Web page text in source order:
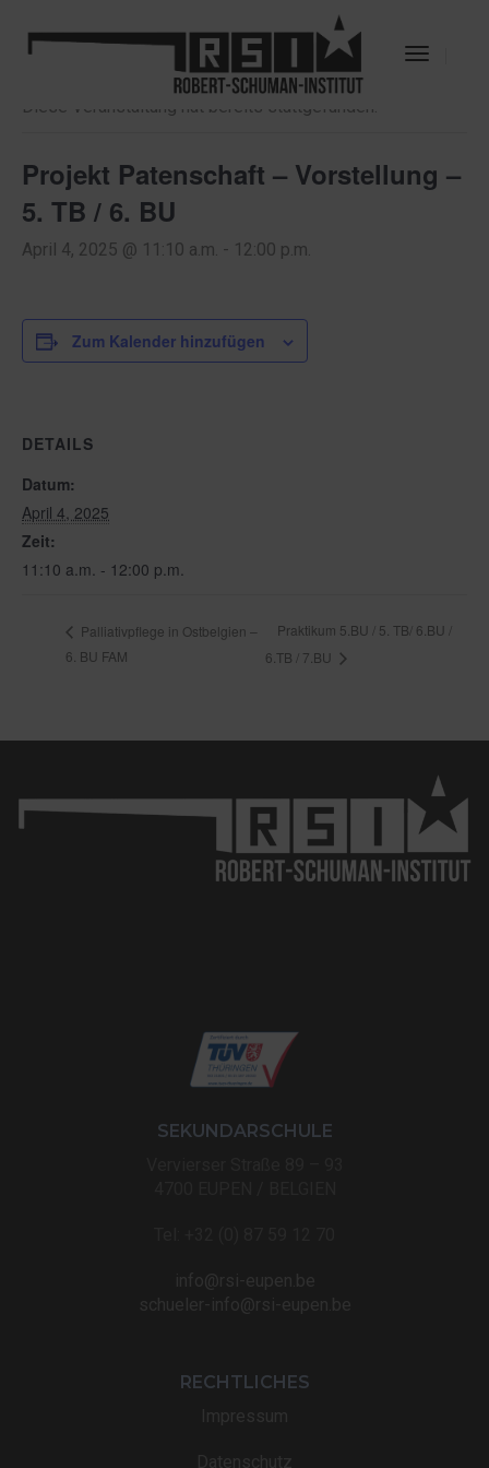
Toggle
« Alle Veranstaltungen
Diese Veranstaltung hat bereits stattgefunden.
Projekt Patenschaft – Vorstellung –
5. TB / 6. BU
April 4, 2025 @ 11:10 a.m. - 12:00 p.m.
Zum Kalender hinzufügen
DETAILS
Datum:
April 4, 2025
Zeit:
11:10 a.m. - 12:00 p.m.
Palliativpflege in Ostbelgien –
6. BU FAM
Praktikum 5.BU / 5. TB/ 6.BU /
6.TB / 7.BU
SEKUNDARSCHULE
RECHTLICHES